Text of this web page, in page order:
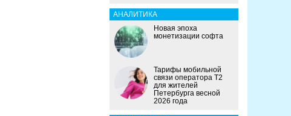
АНАЛИТИКА
Новая эпоха
монетизации софта
Тарифы мобильной
связи оператора Т2
для жителей
Петербурга весной
2026 года